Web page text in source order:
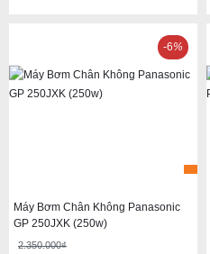
Máy Bơm Chân Không Panasonic
GP 250JXK (250w)
2.350.000₫
-6%